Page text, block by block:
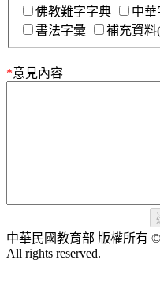
佛教難字字典
中華
書法字彙
補充資料
*意見內容
中華民國教育部 版權所有
All rights reserved.